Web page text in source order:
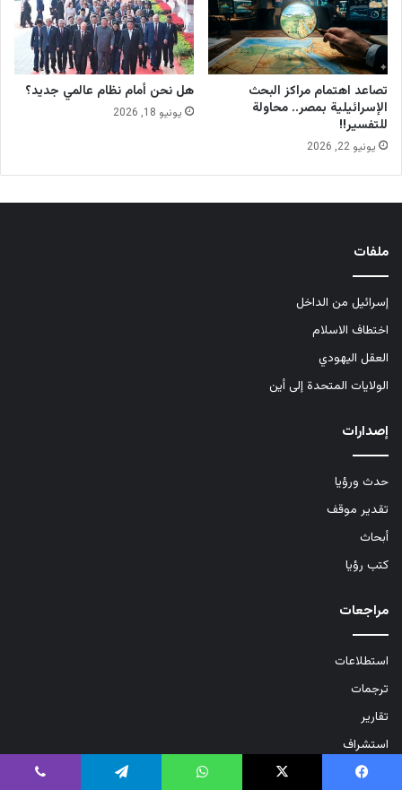
تصاعد اهتمام مراكز البحث
الإسرائيلية بمصر.. محاولة
للتفسير!!
يونيو 22, 2026
هل نحن أمام نظام عالمي جديد؟
يونيو 18, 2026
ملفات
إسرائيل من الداخل
اختطاف الاسلام
العقل اليهودي
الولايات المتحدة إلى أين
إصدارات
حدث ورؤيا
تقدير موقف
أبحاث
كتب رؤيا
مراجعات
استطلاعات
ترجمات
تقارير
استشراف
مفاهيم